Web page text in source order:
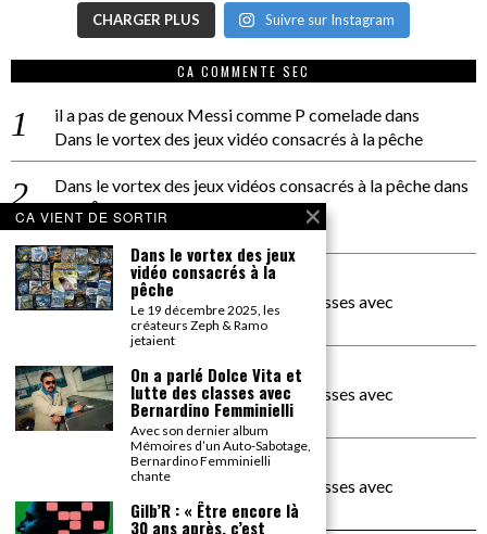
CHARGER PLUS Suivre sur Instagram
CA COMMENTE SEC
il a pas de genoux Messi comme P comeladedans
Dans le vortex des jeux vidéo consacrés à la pêche
Dans le vortex des jeux vidéos consacrés à la pêchedans
PACÔME THIELLEMENT
La séance d’Hip Gnose
La Patrie
dans
On a parlé Dolce Vita et lutte des classes avec
Bernardino Femminielli
carte noire negra à l'o tiededans
On a parlé Dolce Vita et lutte des classes avec
Bernardino Femminielli
moise et son mascarédans
On a parlé Dolce Vita et lutte des classes avec
Bernardino Femminielli
CA VIENT DE SORTIR
Dans le vortex des jeux
vidéo consacrés à la
pêche
Le 19 décembre 2025, les
créateurs Zeph & Ramo
jetaient
On a parlé Dolce Vita et
lutte des classes avec
Bernardino Femminielli
Avec son dernier album
Mémoires d’un Auto-Sabotage,
Bernardino Femminielli
chante
Gilb’R : « Être encore là
30 ans après, c’est